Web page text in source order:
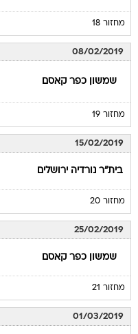
מחזור 18
08/02/2019
שמשון כפר קאסם
מחזור 19
15/02/2019
בית"ר נורדיה ירושלים
מחזור 20
25/02/2019
שמשון כפר קאסם
מחזור 21
01/03/2019